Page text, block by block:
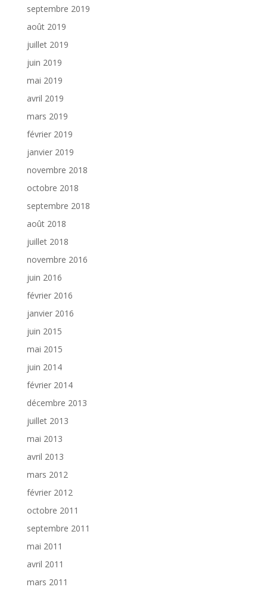
septembre 2019
août 2019
juillet 2019
juin 2019
mai 2019
avril 2019
mars 2019
février 2019
janvier 2019
novembre 2018
octobre 2018
septembre 2018
août 2018
juillet 2018
novembre 2016
juin 2016
février 2016
janvier 2016
juin 2015
mai 2015
juin 2014
février 2014
décembre 2013
juillet 2013
mai 2013
avril 2013
mars 2012
février 2012
octobre 2011
septembre 2011
mai 2011
avril 2011
mars 2011